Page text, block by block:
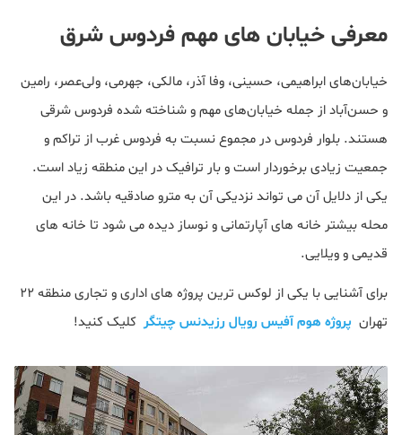
معرفی خیابان های مهم فردوس شرق
خیابان‌های ابراهیمی، حسینی، وفا آذر، مالکی، جهرمی، ولی‌عصر، رامین
و حسن‌آباد از جمله خیابان‌های مهم و شناخته شده فردوس شرقی
هستند. بلوار فردوس در مجموع نسبت به فردوس غرب از تراکم و
جمعیت زیادی برخوردار است و بار ترافیک در این منطقه زیاد است.
یکی از دلایل آن می تواند نزدیکی آن به مترو صادقیه باشد. در این
محله بیشتر خانه های آپارتمانی و نوساز دیده می شود تا خانه های
قدیمی و ویلایی.
برای آشنایی با یکی از لوکس ترین پروژه های اداری و تجاری منطقه 22
تهران پروژه هوم آفیس رویال رزیدنس چیتگر کلیک کنید!